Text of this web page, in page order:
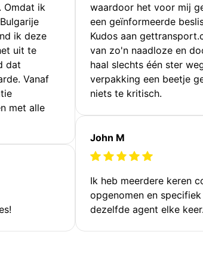
Omdat ik
ik deze
uit te
dat
Vanaf
met alle
waardoor het voor mij
een geïnformeerde
Kudos aan
van zo'n naadloze en
haal slechts één ster
verpakking een beetje
niets te kritisch.
John M
Ik heb meerdere keren
opgenomen en
dezelfde agent elke keer.